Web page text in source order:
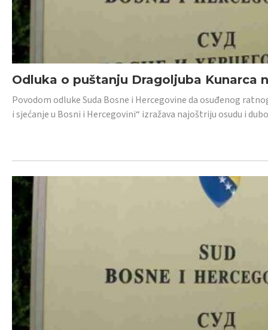
Odluka o puštanju Dragoljuba Kunarca
Povodom odluke Suda Bosne i Hercegovine da osuđenog
i sjećanje u Bosni i Hercegovini“ izražava najoštriju osudu i